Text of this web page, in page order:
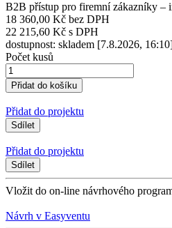
B2B přístup pro firemní zákazníky –
18 360,00 Kč bez DPH
22 215,60 Kč s DPH
dostupnost: skladem [7.8.2026,
Počet kusů
Přidat do projektu
Sdílet
Přidat do projektu
Sdílet
Vložit do on-line návrhového
Návrh v Easyventu